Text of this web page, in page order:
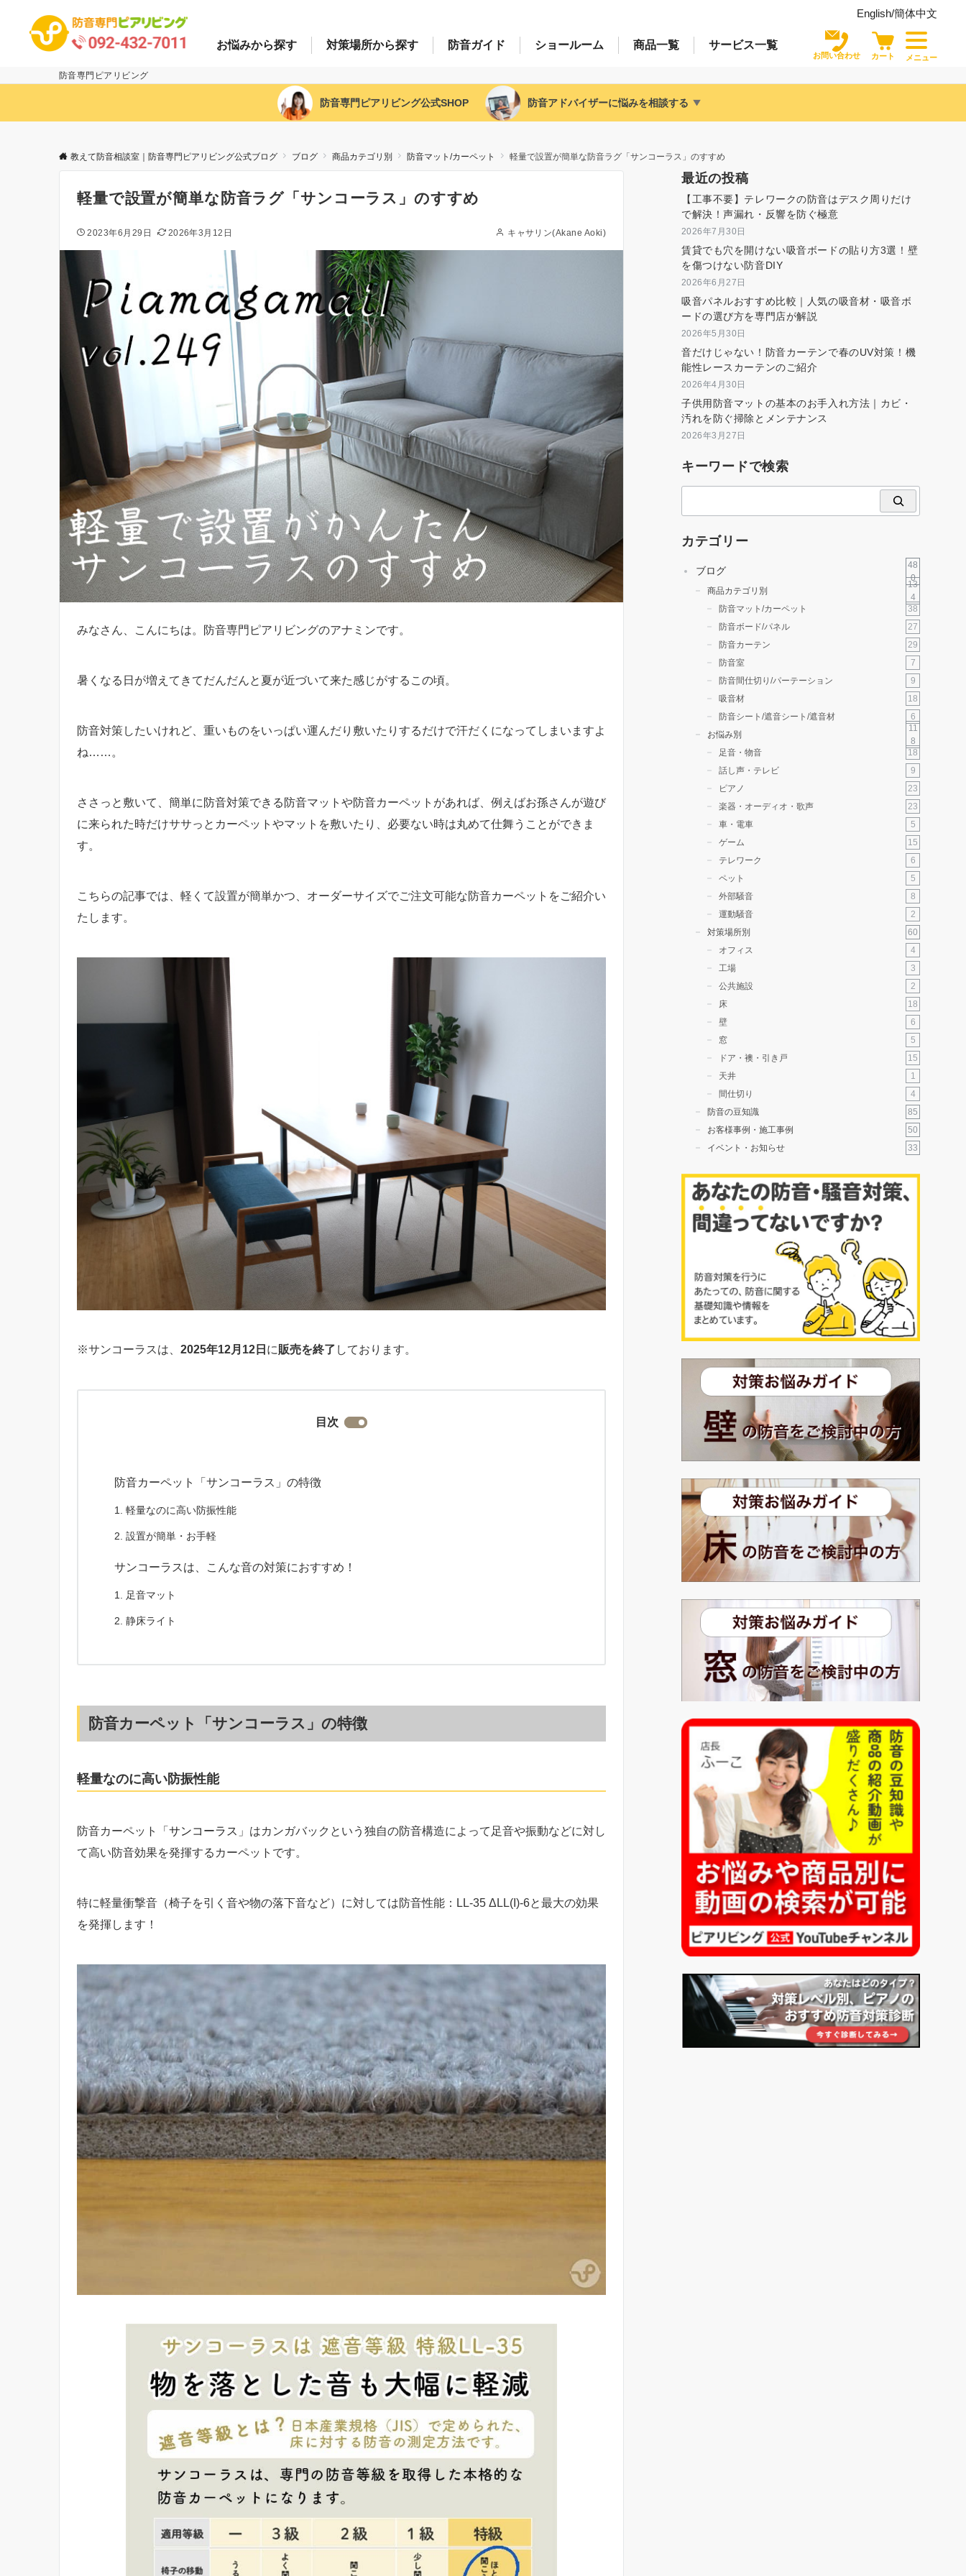
English/簡体中文
お悩みから探す 対策場所から探す 防音ガイド ショールーム 商品一覧 サービス一覧
お問い合わせ カート メニュー
防音専門ピアリビング
防音専門ピアリビング公式SHOP 防音アドバイザーに悩みを相談する
教えて防音相談室｜防音専門ピアリビング公式ブログ ブログ 商品カテゴリ別 防音マット/カーペット 軽量で設置が簡単な防音ラグ「サンコーラス」のすすめ
軽量で設置が簡単な防音ラグ「サンコーラス」のすすめ
2023年6月29日 2026年3月12日 キャサリン(Akane Aoki)
みなさん、こんにちは。防音専門ピアリビングのアナミンです。
暑くなる日が増えてきてだんだんと夏が近づいて来た感じがするこの頃。
防音対策したいけれど、重いものをいっぱい運んだり敷いたりするだけで汗だくになってしまいますよ
ね……。
ささっと敷いて、簡単に防音対策できる防音マットや防音カーペットがあれば、例えばお孫さんが遊び
に来られた時だけササっとカーペットやマットを敷いたり、必要ない時は丸めて仕舞うことができま
す。
こちらの記事では、軽くて設置が簡単かつ、オーダーサイズでご注文可能な防音カーペットをご紹介い
たします。
※サンコーラスは、 2025年12月12日 に販売を終了 しております。
目次
防音カーペット「サンコーラス」の特徴
軽量なのに高い防振性能
設置が簡単・お手軽
サンコーラスは、こんな音の対策におすすめ！
足音マット
静床ライト
防音カーペット「サンコーラス」の特徴
軽量なのに高い防振性能
防音カーペット「 サンコーラス 」はカンガバックという独自の防音構造によって足音や振動などに対し
て高い防音効果を発揮するカーペットです。
特に軽量衝撃音（椅子を引く音や物の落下音など）に対しては防音性能：LL-35 ΔLL(I)-6と最大の効果
を発揮します！
最近の投稿
【工事不要】テレワークの防音はデスク周りだけ
で解決！声漏れ・反響を防ぐ極意
2026年7月30日
賃貸でも穴を開けない吸音ボードの貼り方3選！壁
を傷つけない防音DIY
2026年6月27日
吸音パネルおすすめ比較｜人気の吸音材・吸音ボ
ードの選び方を専門店が解説
2026年5月30日
音だけじゃない！防音カーテンで春のUV対策！機
能性レースカーテンのご紹介
2026年4月30日
子供用防音マットの基本のお手入れ方法｜カビ・
汚れを防ぐ掃除とメンテナンス
2026年3月27日
キーワードで検索
カテゴリー
ブログ
48
0
商品カテゴリ別
13
4
防音マット/カーペット
38
防音ボード/パネル
27
防音カーテン
29
防音室
7
防音間仕切り/パーテーション
9
吸音材
18
防音シート/遮音シート/遮音材
6
お悩み別
11
8
足音・物音
18
話し声・テレビ
9
ピアノ
23
楽器・オーディオ・歌声
23
車・電車
5
ゲーム
15
テレワーク
6
ペット
5
外部騒音
8
運動騒音
2
対策場所別
60
オフィス
4
工場
3
公共施設
2
床
18
壁
6
窓
5
ドア・襖・引き戸
15
天井
1
間仕切り
4
防音の豆知識
85
お客様事例・施工事例
50
イベント・お知らせ
33